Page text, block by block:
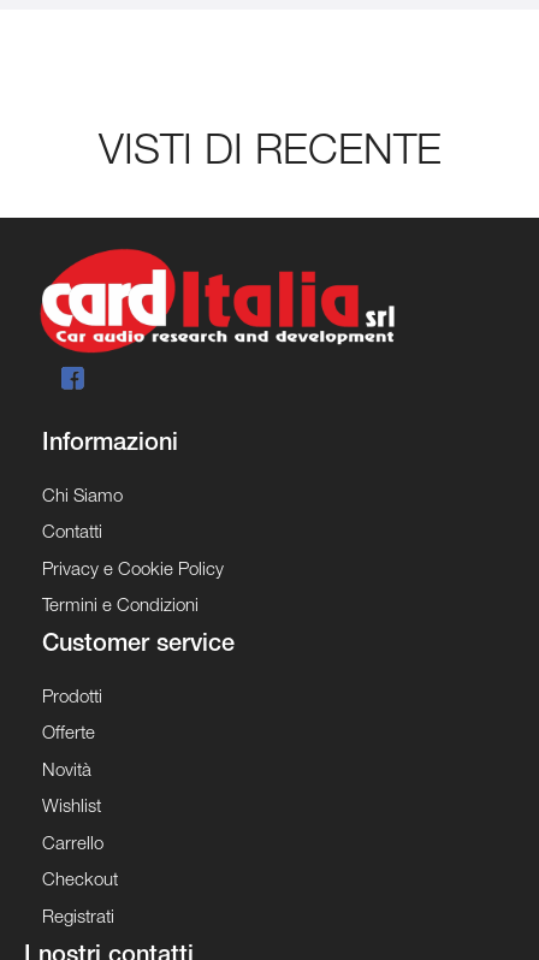
VISTI DI RECENTE
Informazioni
Chi Siamo
Contatti
Privacy e Cookie Policy
Termini e Condizioni
Customer service
Prodotti
Offerte
Novità
Wishlist
Carrello
Checkout
Registrati